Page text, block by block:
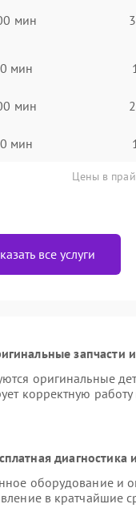
мин
мин
мин
мин
Цены в
все услуги
запчасти
оригинальные
корректную
оборудование и
в кратчайшие